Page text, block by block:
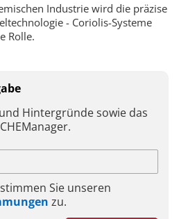
Industrie wird die präzise
- Coriolis-Systeme
Rolle.
Hintergründe sowie das
Sie unseren
zu.